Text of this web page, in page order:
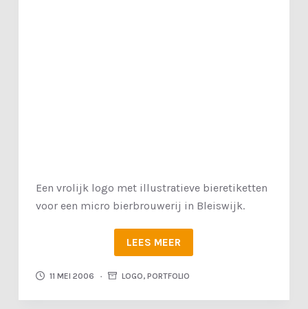
Een vrolijk logo met illustratieve bieretiketten
voor een micro bierbrouwerij in Bleiswijk.
LEES MEER
11 MEI 2006 LOGO, PORTFOLIO